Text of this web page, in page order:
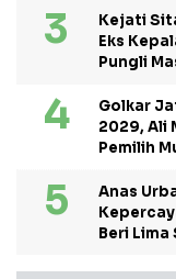
Kejati
Eks
Pungli
Golkar
2029, Ali
Pemilih
Anas
Beri